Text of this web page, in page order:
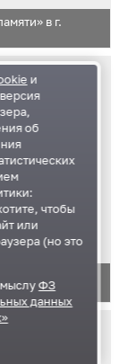
в г.
и
об
чтобы
или
(но это
ФЗ
данных